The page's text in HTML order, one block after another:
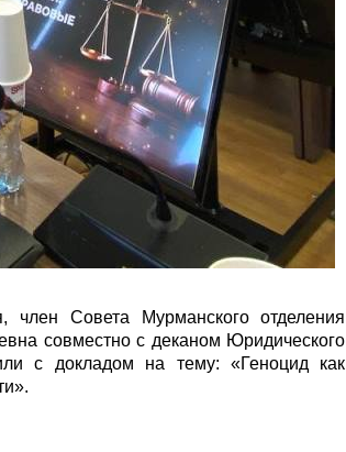
член Совета Мурманского отделения
совместно с деканом Юридического
с докладом на тему: «Геноцид как